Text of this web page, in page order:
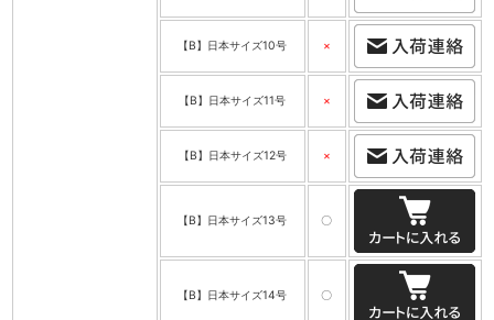
【B】日本サイズ10号 ×
【B】日本サイズ11号 ×
【B】日本サイズ12号 ×
【B】日本サイズ13号 〇
【B】日本サイズ14号 〇